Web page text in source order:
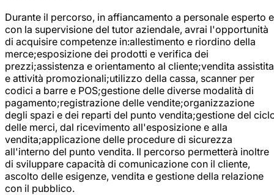
Durante il percorso, in affiancamento a personale esperto e
con la supervisione del tutor aziendale, avrai l'opportunità
di acquisire competenze in:allestimento e riordino della
merce;esposizione dei prodotti e verifica dei
prezzi;assistenza e orientamento al cliente;vendita assistita
e attività promozionali;utilizzo della cassa, scanner per
codici a barre e POS;gestione delle diverse modalità di
pagamento;registrazione delle vendite;organizzazione
degli spazi e dei reparti del punto vendita;gestione del
delle merci, dal ricevimento all'esposizione e alla
vendita;applicazione delle procedure di sicurezza
all'interno del punto vendita. Il percorso permetterà inoltre
di sviluppare capacità di comunicazione con il cliente,
ascolto delle esigenze, vendita e gestione della relazione
con il pubblico.